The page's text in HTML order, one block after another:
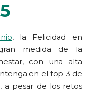
, la Felicidad en
medida de la
con una alta
en el top 3 de
a pesar de los retos